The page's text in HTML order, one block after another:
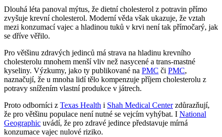
Dlouhá léta panoval mýtus, že dietní cholesterol z potravin přímo
zvyšuje krevní cholesterol. Moderní věda však ukazuje, že vztah
mezi konzumací vajec a hladinou tuků v krvi není tak přímočarý, jak
se dříve věřilo.
Pro většinu zdravých jedinců má strava na hladinu krevního
cholesterolu mnohem menší vliv než nasycené a trans-mastné
kyseliny. Výzkumy, jako ty publikované na PMC či PMC,
naznačují, že u mnoha lidí tělo kompenzuje příjem cholesterolu z
potravy snížením vlastní produkce v játrech.
Proto odborníci z Texas Health i Shah Medical Centerzdůrazňují,
že pro většinu populace není nutné se vejcím vyhýbat. I National
Geographic uvádí, že pro zdravé jedince představuje mírná
konzumace vajec nulové riziko.